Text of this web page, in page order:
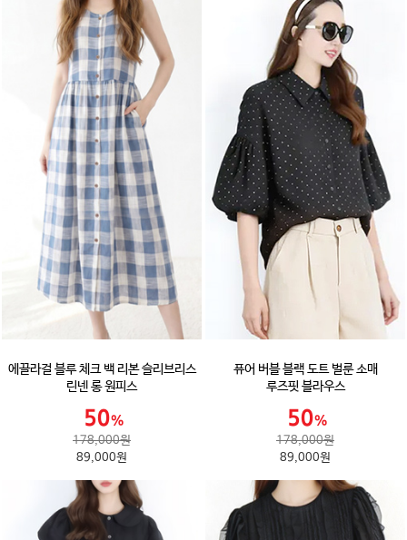
에끌라걸 블루 체크 백 리본 슬리브리스
린넨 롱 원피스
178,000원
89,000원
퓨어 버블 블랙 도트 벌룬 소매
루즈핏 블라우스
178,000원
89,000원